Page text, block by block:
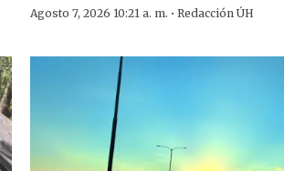
Agosto 7, 2026 10:21 a. m. · Redacción ÚH